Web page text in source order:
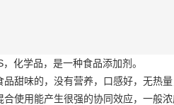
化学品，是一种食品添加剂。
甜味的，没有营养，口感好，无热
使用能产生很强的协同效应，一般浓